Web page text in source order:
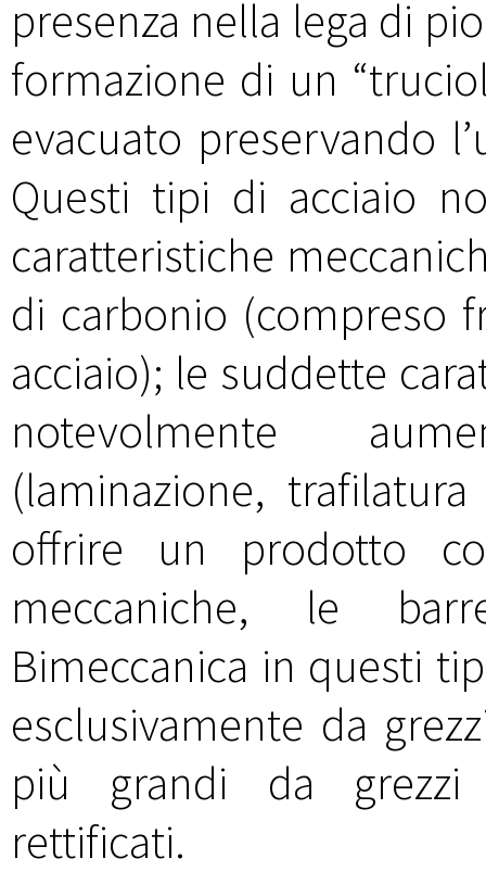
presenza nella lega di
formazione di un
evacuato preservando
Questi tipi di acciaio
caratteristiche
di carbonio (compreso
acciaio); le suddette
notevolmente
(laminazione,
offrire un prodotto
meccaniche, le
Bimeccanica in questi
esclusivamente da
più grandi da grezzi
rettificati.